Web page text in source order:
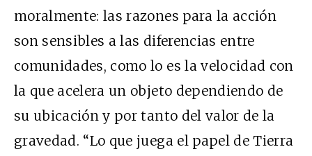
moralmente: las razones para la acción
son sensibles a las diferencias entre
comunidades, como lo es la velocidad con
la que acelera un objeto dependiendo de
su ubicación y por tanto del valor de la
gravedad. “Lo que juega el papel de Tierra